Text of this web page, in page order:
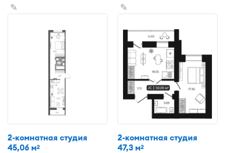
✎
2-комнатная студия
45,06 м2
✎
2-комнатная студия
47,3 м2